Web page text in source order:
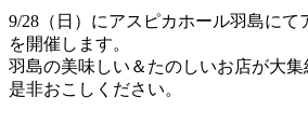
9/28（日）にアスピカホール羽島にて
を開催します。
羽島の美味しい＆たのしいお店が大集
是非おこしください。